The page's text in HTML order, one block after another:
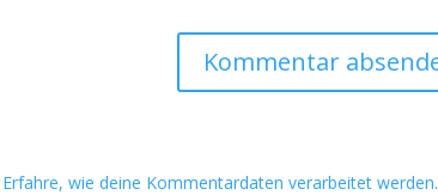
Erfahre, wie deine Kommentardaten verarbeitet werden.